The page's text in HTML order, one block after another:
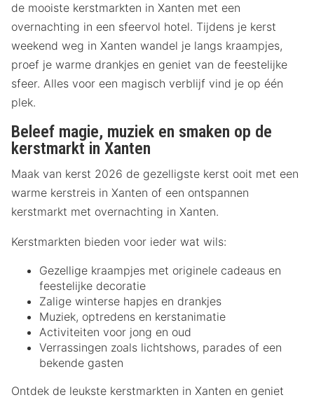
de mooiste kerstmarkten in Xanten met een
overnachting in een sfeervol hotel. Tijdens je kerst
weekend weg in Xanten wandel je langs kraampjes,
proef je warme drankjes en geniet van de feestelijke
sfeer. Alles voor een magisch verblijf vind je op één
plek.
Beleef magie, muziek en smaken op de
kerstmarkt in Xanten
Maak van kerst 2026 de gezelligste kerst ooit met een
warme kerstreis in Xanten of een ontspannen
kerstmarkt met overnachting in Xanten.
Kerstmarkten bieden voor ieder wat wils:
Gezellige kraampjes met originele cadeaus en
feestelijke decoratie
Zalige winterse hapjes en drankjes
Muziek, optredens en kerstanimatie
Activiteiten voor jong en oud
Verrassingen zoals lichtshows, parades of een
bekende gasten
Ontdek de leukste kerstmarkten in Xanten en geniet